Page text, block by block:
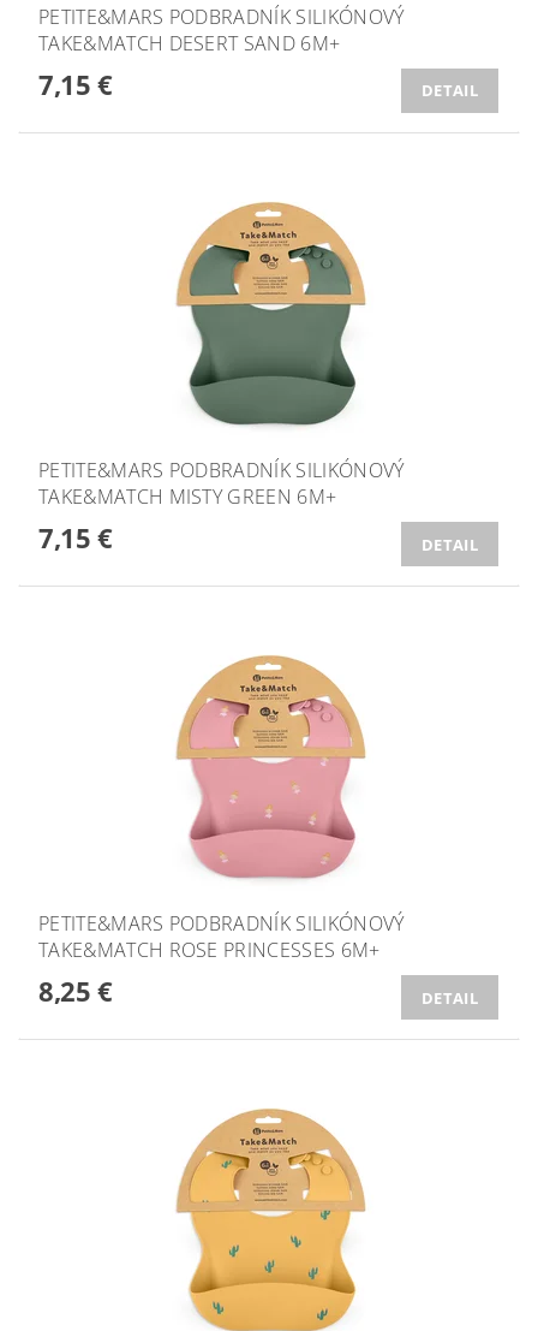
PETITE&MARS PODBRADNÍK SILIKÓNOVÝ
TAKE&MATCH DESERT SAND 6M+
7,15 € DETAIL
PETITE&MARS PODBRADNÍK SILIKÓNOVÝ
TAKE&MATCH MISTY GREEN 6M+
7,15 € DETAIL
PETITE&MARS PODBRADNÍK SILIKÓNOVÝ
TAKE&MATCH ROSE PRINCESSES 6M+
8,25 € DETAIL